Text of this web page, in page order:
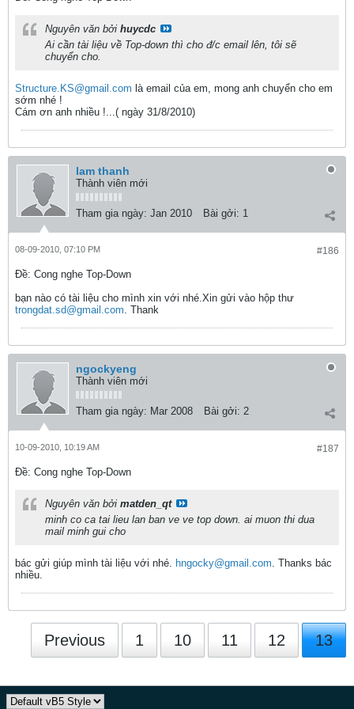
Nguyên văn bởi huycdc
Ai cần tài liệu về Top-down thì cho đ/c email lên, tôi sẽ
chuyển cho.
Structure.KS@gmail.com là email của em, mong anh chuyển cho em
sớm nhé !
Cám ơn anh nhiều !...( ngày 31/8/2010)
lam thanh
Thành viên mới
Tham gia ngày: Jan 2010 Bài gởi: 1
#186
08-09-2010, 07:10 PM
Ðề: Cong nghe Top-Down
bạn nào có tài liệu cho mình xin với nhé.Xin gửi vào hộp thư
trongdat.sd@gmail.com. Thank
ngockyeng
Thành viên mới
Tham gia ngày: Mar 2008 Bài gởi: 2
#187
10-09-2010, 10:19 AM
Ðề: Cong nghe Top-Down
Nguyên văn bởi matden_qt
minh co ca tai lieu lan ban ve ve top down. ai muon thi dua
mail minh gui cho
bác gửi giúp mình tài liệu với nhé. hngocky@gmail.com. Thanks bác
nhiều.
Previous 1 10 11 12 13